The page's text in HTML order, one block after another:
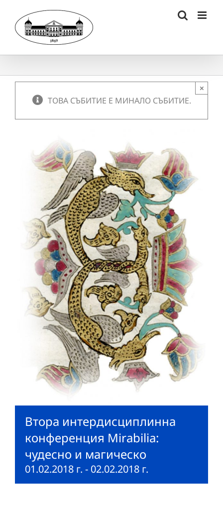
content
ТОВА СЪБИТИЕ Е МИНАЛО СЪБИТИЕ.
×
Втора интердисциплинна
конференция Mirabilia:
чудесно и магическо
01.02.2018 г. - 02.02.2018 г.